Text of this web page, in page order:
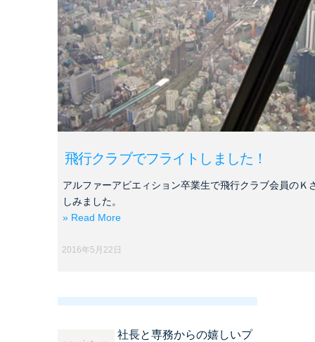
飛行クラブでフライトしました！
アルファーアビエィション卒業生で飛行クラブ会員のＫ
しみました。
» Read More
2016年5月22日
社長と専務からの嬉しいプ